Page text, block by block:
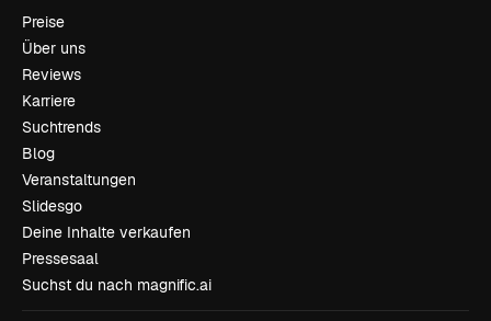
Preise
Über uns
Reviews
Karriere
Suchtrends
Blog
Veranstaltungen
Slidesgo
Deine Inhalte verkaufen
Pressesaal
Suchst du nach magnific.ai